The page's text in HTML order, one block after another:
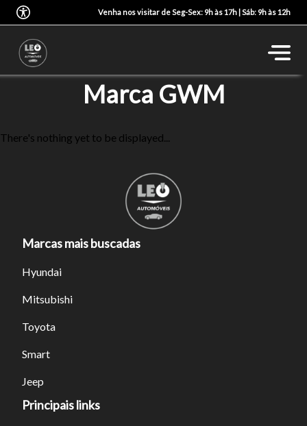
Tamanho do texto
Para aumentar ou diminuir a fonte em nosso site, utilize os
teclado.
Venha nos visitar de Seg-Sex: 9h às 17h | Sáb: 9h às 12h
Marca GWM
There's nothing yet to be displayed...
Marcas mais buscadas
Hyundai
Mitsubishi
Toyota
Smart
Jeep
Principais links